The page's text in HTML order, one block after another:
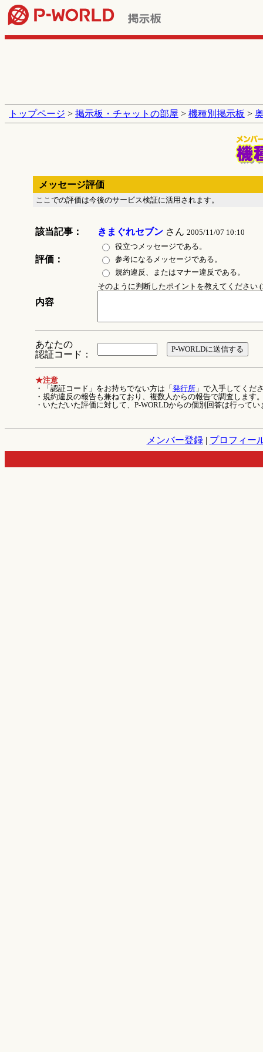
トップページ > 掲示板・チャットの部屋 > 機種別掲示板 >
メッセージ評価
ここでの評価は今後のサービス検証に活用されます。
該当記事： きまぐれセブンさん 2005/11/07 10:10
評価：
役立つメッセージである。
参考になるメッセージである。
規約違反、またはマナー違反である。
内容
そのように判断したポイントを教えてください
あなたの
認証コード：
★注意
・「認証コード」をお持ちでない方は「 発行所」で入手してくだ
・規約違反の報告も兼ねており、複数人からの報告で調査します
・いただいた評価に対して、P-WORLDからの個別回答は行ってい
メンバー登録| プロフィー